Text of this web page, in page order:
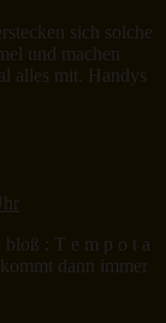
sich solche
und machen
alles mit. Handys
: T e m p o t a
dann immer